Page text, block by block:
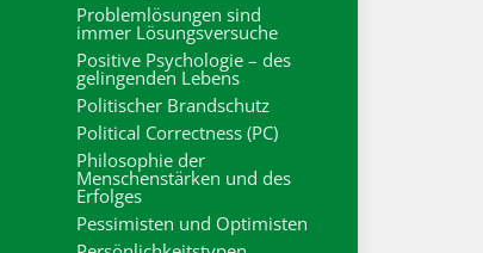
Problemlösungen sind
immer Lösungsversuche
Positive Psychologie – des
gelingenden Lebens
Politischer Brandschutz
Political Correctness (PC)
Philosophie der
Menschenstärken und des
Erfolges
Pessimisten und Optimisten